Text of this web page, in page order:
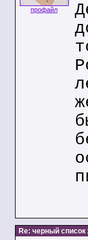
профайл
Re: черный список